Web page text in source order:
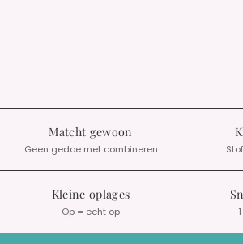
Matcht gewoon
Geen gedoe met combineren
Kleine oplages
Op = echt op